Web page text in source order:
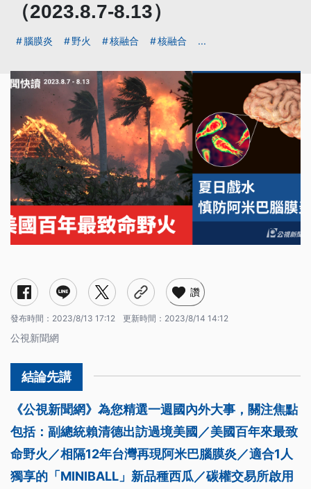
（2023.8.7-8.13）
腦膜炎 野火 核融合 核融合 ...
副總統賴清德出訪過境美國（８/13-）
美國百年來最致命野火（8/9-8/12 ）
相隔12年台灣再現阿米巴腦膜炎（8/10）
「MINIBALL」新品種西瓜 適合1人獨享（8/12）
碳權交易所啟用 明年開徵碳費（8/7）
核融合發電效率再突破（8/7）
附中好不好？新竹女中反對改隸陽明大學（8/11）
販賣第一級毒品判死刑或無期徒刑違憲（8/11）
讚
發布時間： 2023/8/13 17:12 更新時間： 2023/8/14 14:12
公視新聞網
《公視新聞網》為您精選一週國內外大事，關注焦點
包括：副總統賴清德出訪過境美國／美國百年來最致
命野火／相隔12年台灣再現阿米巴腦膜炎／適合1人
獨享的「MINIBALL」新品種西瓜／碳權交易所啟用